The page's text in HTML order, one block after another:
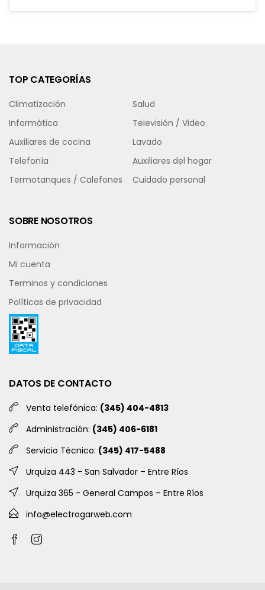
TOP CATEGORÍAS
Climatización
Salud
Informática
Televisión / Video
Auxiliares de cocina
Lavado
Telefonía
Auxiliares del hogar
Termotanques / Calefones
Cuidado personal
SOBRE NOSOTROS
Información
Mi cuenta
Terminos y condiciones
Políticas de privacidad
DATOS DE CONTACTO
Venta telefónica: (345) 404-4813
Administración: (345) 406-6181
Servicio Técnico: (345) 417-5488
Urquiza 443 - San Salvador – Entre Ríos
Urquiza 365 - General Campos – Entre Ríos
info@electrogarweb.com